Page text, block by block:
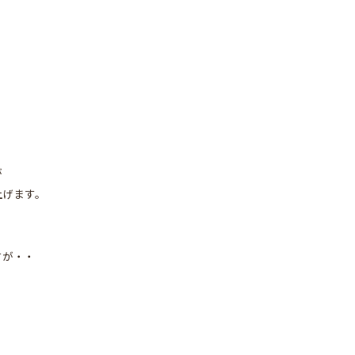
ます。
・・